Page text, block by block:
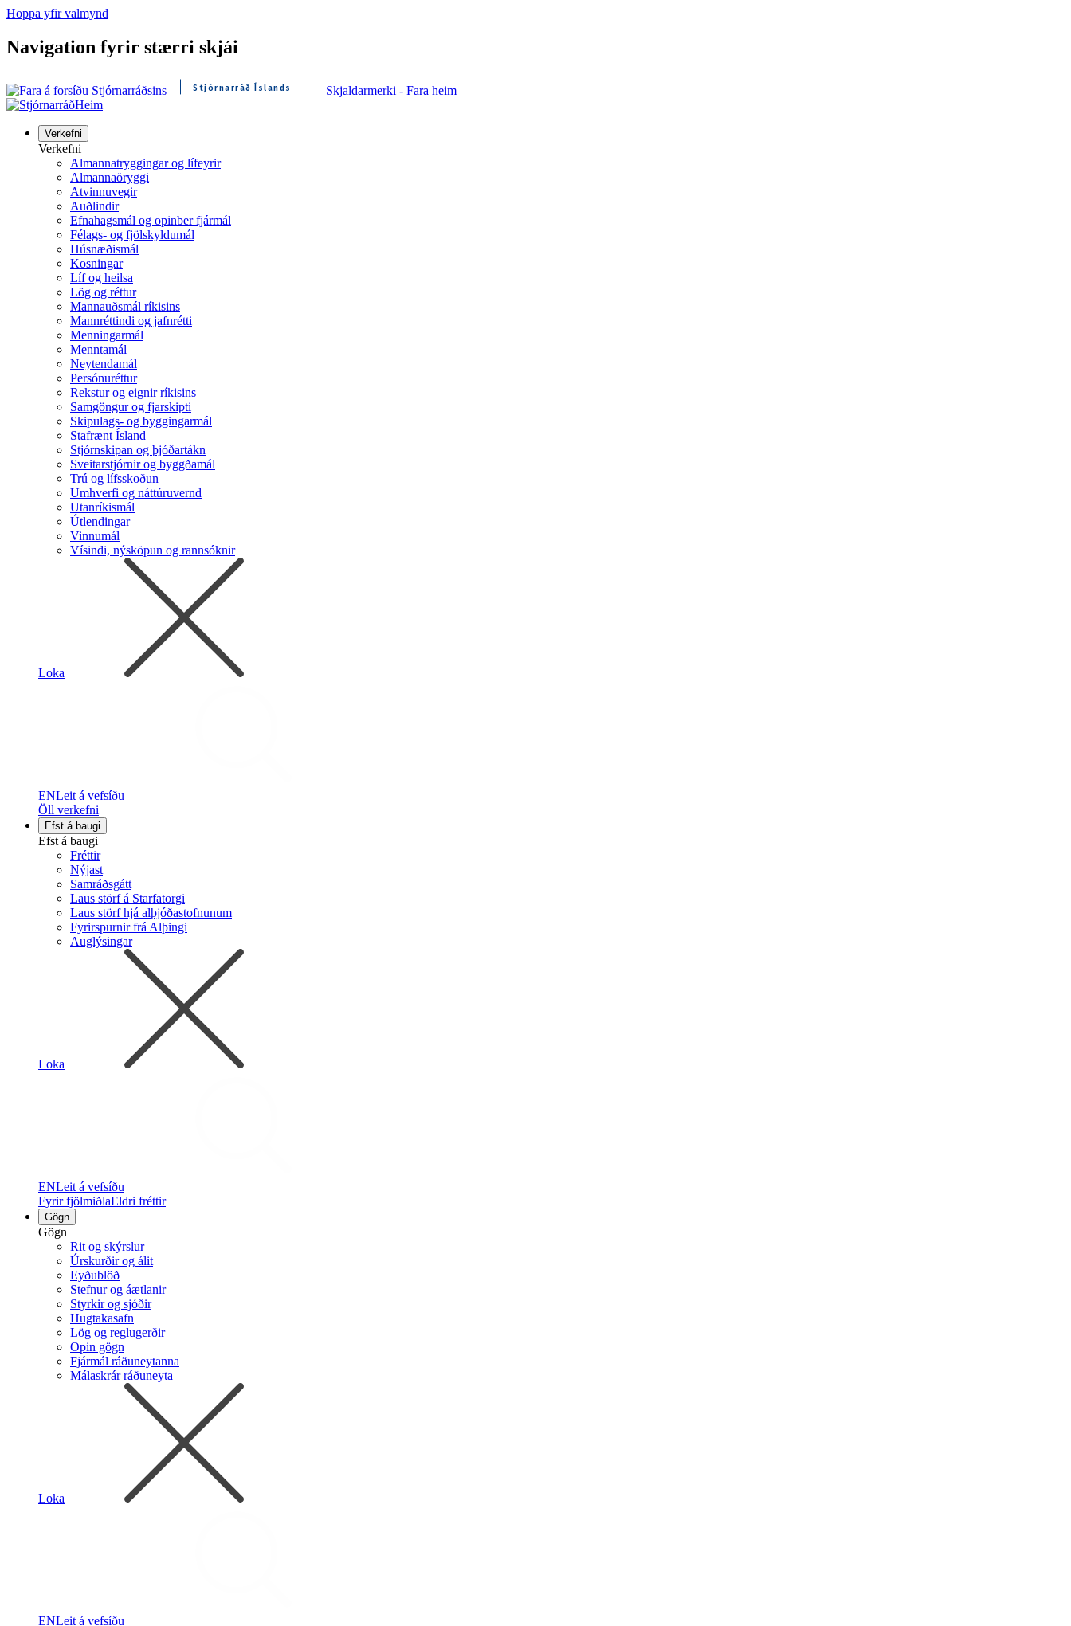
Hoppa yfir valmynd
Navigation fyrir stærri skjái
Stjórnarráð Íslands
Skjaldarmerki - Fara heim
Heim
Verkefni
Verkefni
Almannatryggingar og lífeyrir
Almannaöryggi
Atvinnuvegir
Auðlindir
Efnahagsmál og opinber fjármál
Félags- og fjölskyldumál
Húsnæðismál
Kosningar
Líf og heilsa
Lög og réttur
Mannauðsmál ríkisins
Mannréttindi og jafnrétti
Menningarmál
Menntamál
Neytendamál
Persónuréttur
Rekstur og eignir ríkisins
Samgöngur og fjarskipti
Skipulags- og byggingarmál
Stafrænt Ísland
Stjórnskipan og þjóðartákn
Sveitarstjórnir og byggðamál
Trú og lífsskoðun
Umhverfi og náttúruvernd
Utanríkismál
Útlendingar
Vinnumál
Vísindi, nýsköpun og rannsóknir
Loka
ENLeit á vefsíðu
Öll verkefni
Efst á baugi
Efst á baugi
Fréttir
Nýjast
Samráðsgátt
Laus störf á Starfatorgi
Laus störf hjá alþjóðastofnunum
Fyrirspurnir frá Alþingi
Auglýsingar
Loka
ENLeit á vefsíðu
Fyrir fjölmiðlaEldri fréttir
Gögn
Gögn
Rit og skýrslur
Úrskurðir og álit
Eyðublöð
Stefnur og áætlanir
Styrkir og sjóðir
Hugtakasafn
Lög og reglugerðir
Opin gögn
Fjármál ráðuneytanna
Málaskrár ráðuneyta
Loka
ENLeit á vefsíðu